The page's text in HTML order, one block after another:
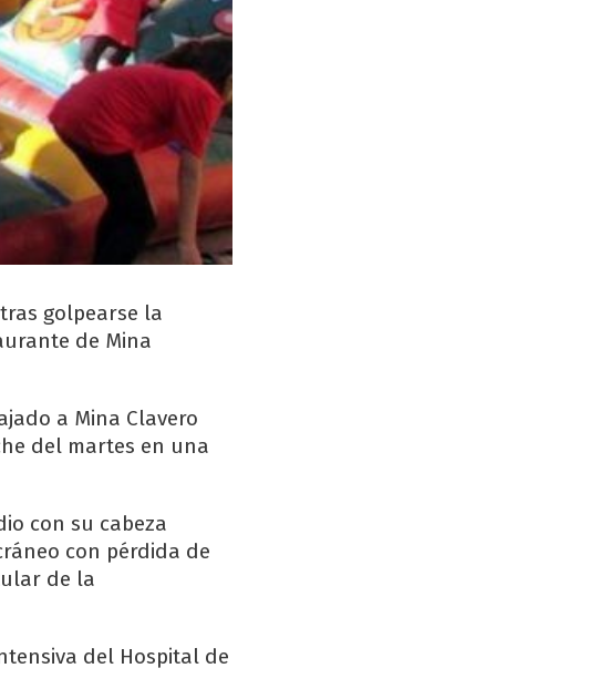
golpearse la
de Mina
a Mina Clavero
del martes en una
con su cabeza
con pérdida de
de la
del Hospital de